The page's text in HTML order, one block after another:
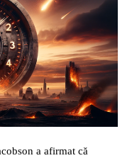
a afirmat că